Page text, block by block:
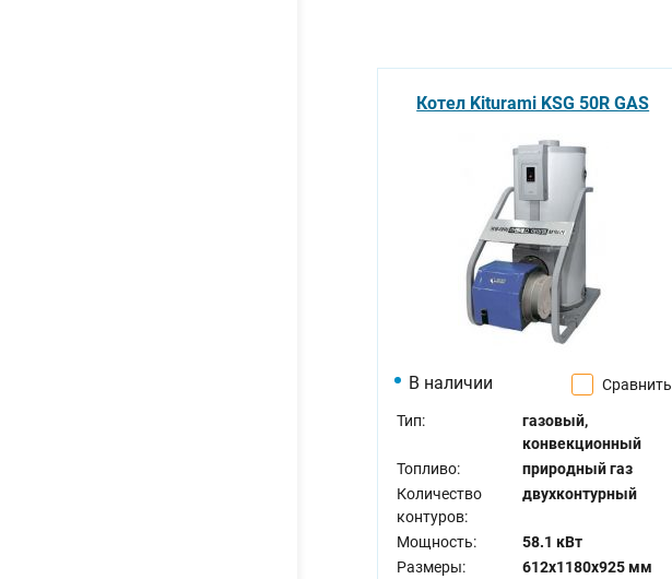
Котел Kiturami KSG 50R GAS
В наличии Сравнить
Тип:
газовый,
конвекционный
Топливо:
природный газ
Количество
контуров:
двухконтурный
Мощность:
58.1 кВт
Размеры:
612x1180x925 мм